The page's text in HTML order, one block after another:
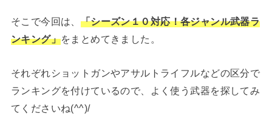
そこで今回は、 「シーズン１０対応！各ジャンル武器ラ
ンキング」をまとめてきました。
それぞれショットガンやアサルトライフルなどの区分で
ランキングを付けているので、よく使う武器を探してみ
てくださいね(^^)/